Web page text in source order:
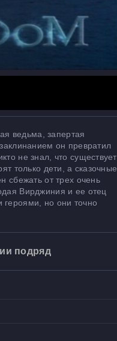
ведьма, запертая
он превратил
не знал, что существует
только дети, а сказочные
сбежать от трех очень
Вирджиния и ее отец
но они точно
подряд